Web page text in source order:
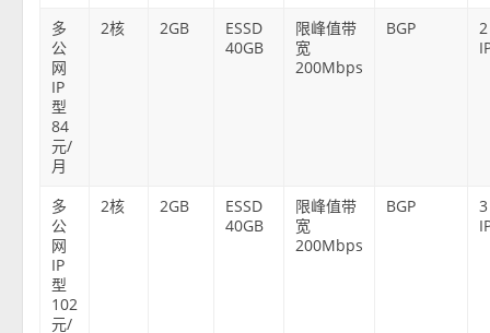
多
公
网
IP
型
84
元/
月
2核 2GB
ESSD
40GB
限峰值带
宽
200Mbps
BGP
2
多
公
网
IP
型
102
元/
2核 2GB
ESSD
40GB
限峰值带
宽
200Mbps
BGP
3